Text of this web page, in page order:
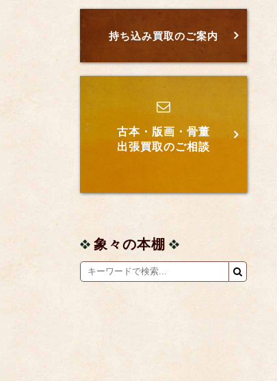
持ち込み買取のご案内
古本・版画・骨董
出張買取のご相談
象々の本棚